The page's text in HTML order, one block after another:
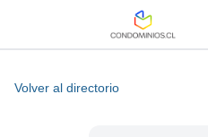
Volver al directorio